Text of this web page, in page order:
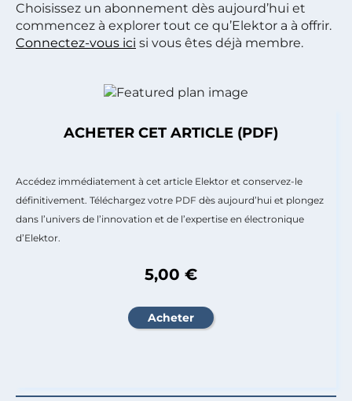
Choisissez un abonnement dès aujourd’hui et
commencez à explorer tout ce qu’Elektor a à offrir.
Connectez-vous ici si vous êtes déjà membre.
ACHETER CET ARTICLE (PDF)
Accédez immédiatement à cet article Elektor et conservez-le
définitivement. Téléchargez votre PDF dès aujourd’hui et plongez
dans l’univers de l’innovation et de l’expertise en électronique
d’Elektor.
5,00 €